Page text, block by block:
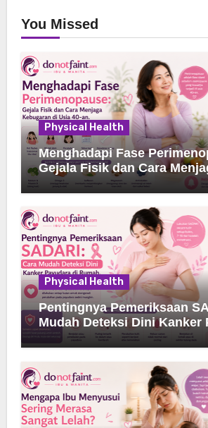
You Missed
Physical Health
Menghadapi Fase
Gejala Fisik dan Cara
Kebugaran di Usia 40-an
Physical Health
Pentingnya Pemeriksaan
Mudah Deteksi Dini Kanker
di Rumah